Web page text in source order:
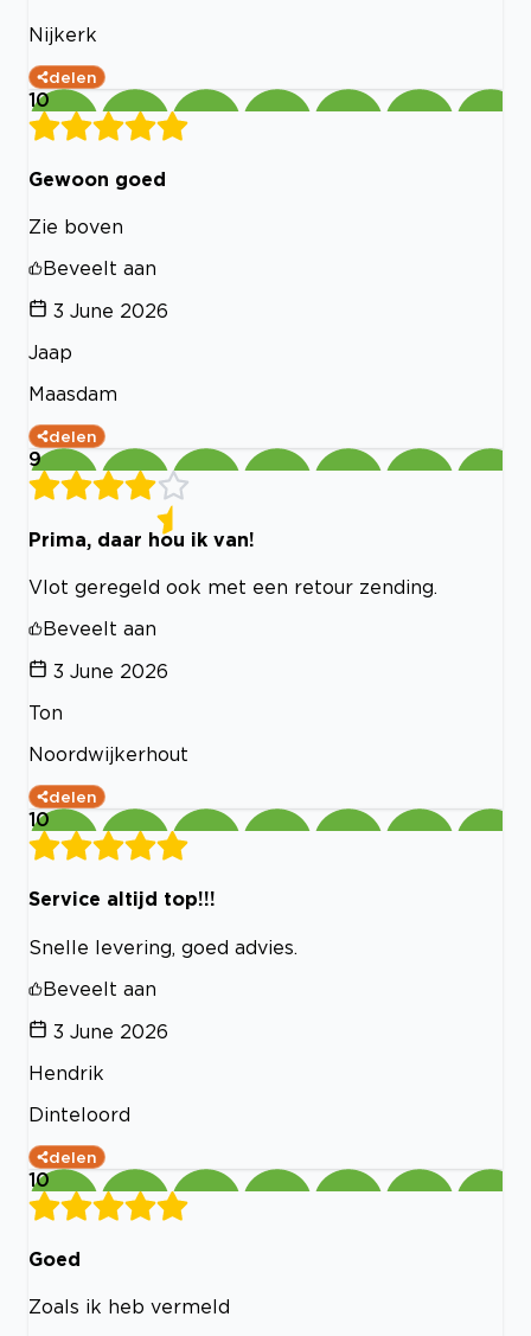
Nijkerk
delen
10
Gewoon goed
Zie boven
Beveelt aan
3 June 2026
Jaap
Maasdam
delen
9
Prima, daar hou ik van!
Vlot geregeld ook met een retour zending.
Beveelt aan
3 June 2026
Ton
Noordwijkerhout
delen
10
Service altijd top!!!
Snelle levering, goed advies.
Beveelt aan
3 June 2026
Hendrik
Dinteloord
delen
10
Goed
Zoals ik heb vermeld